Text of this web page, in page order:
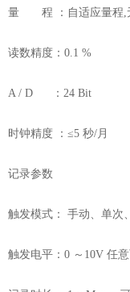
量 程 ：自适应量程,
读数精度： 0.1 %
A / D ： 24 Bit
时钟精度 ： ≤5 秒/月
记录参数
触发模式： 手动、单次
触发电平： 0 ～ 10V 任